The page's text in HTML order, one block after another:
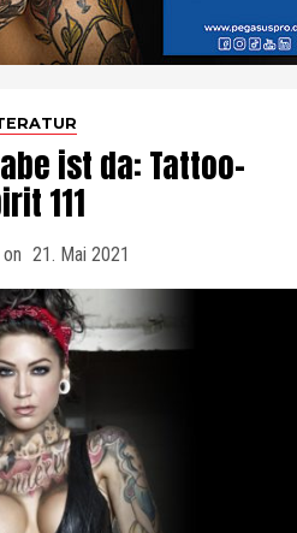
ist da: Tattoo-
111
21. Mai 2021